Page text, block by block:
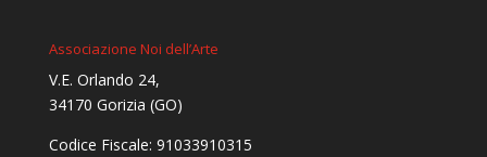
Associazione Noi dell’Arte
V.E. Orlando 24,
34170 Gorizia (GO)
Codice Fiscale: 91033910315